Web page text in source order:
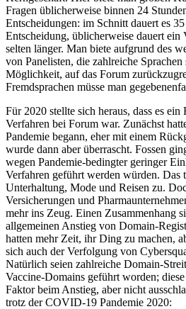
Fragen üblicherweise binnen 24
Entscheidungen: im Schnitt dauert es
Entscheidung, üblicherweise dauert ein
selten länger. Man biete aufgrund des
von Panelisten, die zahlreiche Sprachen
Möglichkeit, auf das Forum
Fremdsprachen müsse man
Für 2020 stellte sich heraus, dass es
Verfahren bei Forum war. Zunächst
Pandemie begann, eher mit einem
wurde dann aber überrascht. Fossen
wegen Pandemie-bedingter geringer
Verfahren geführt werden würden. Das
Unterhaltung, Mode und Reisen zu.
Versicherungen und
mehr ins Zeug. Einen Zusammenhang
allgemeinen Anstieg von Domain-
hatten mehr Zeit, ihr Ding zu machen,
sich auch der Verfolgung von
Natürlich seien zahlreiche Domain-
Vaccine-Domains geführt worden;
Faktor beim Anstieg, aber nicht
trotz der COVID-19 Pandemie 2020: